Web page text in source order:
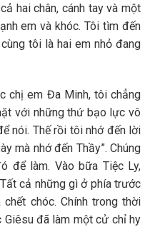
hai chân, cánh tay và một
em và khóc. Tôi tìm đến
tôi là hai em nhỏ đang
chị em Đa Minh, tôi chẳng
với những thứ bạo lực vô
nói. Thế rồi tôi nhớ đến lời
mà nhớ đến Thầy”. Chúng
để làm. Vào bữa Tiệc Ly,
cả những gì ở phía trước
chóc. Chính trong thời
đã làm một cử chỉ hy